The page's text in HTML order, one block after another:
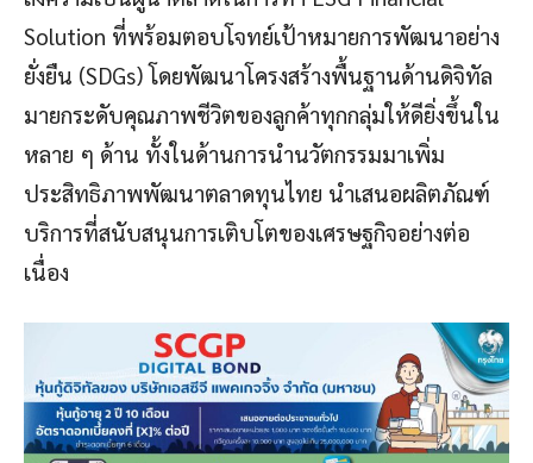
Solution ที่พร้อมตอบโจทย์เป้าหมายการพัฒนาอย่าง
ยั่งยืน (SDGs) โดยพัฒนาโครงสร้างพื้นฐานด้านดิจิทัล
มายกระดับคุณภาพชีวิตของลูกค้าทุกกลุ่มให้ดียิ่งขึ้นใน
หลาย ๆ ด้าน ทั้งในด้านการนำนวัตกรรมมาเพิ่ม
ประสิทธิภาพพัฒนาตลาดทุนไทย นำเสนอผลิตภัณฑ์
บริการที่สนับสนุนการเติบโตของเศรษฐกิจอย่างต่อ
เนื่อง